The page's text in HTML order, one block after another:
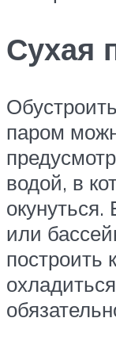
Сухая
паром
водой, в
или
построить